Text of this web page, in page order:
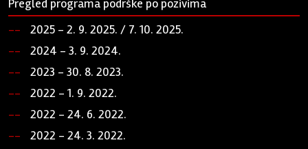
Pregled programa podrške po pozivima
2025 - 2. 9. 2025. / 7. 10. 2025.
2024 - 3. 9. 2024.
2023 - 30. 8. 2023.
2022 - 1. 9. 2022.
2022 - 24. 6. 2022.
2022 - 24. 3. 2022.